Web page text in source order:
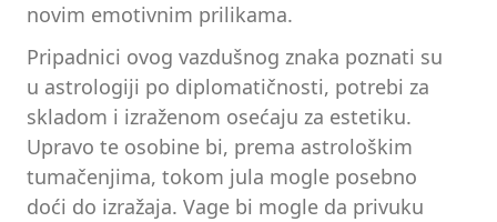
novim emotivnim prilikama.
Pripadnici ovog vazdušnog znaka poznati su
u astrologiji po diplomatičnosti, potrebi za
skladom i izraženom osećaju za estetiku.
Upravo te osobine bi, prema astrološkim
tumačenjima, tokom jula mogle posebno
doći do izražaja. Vage bi mogle da privuku